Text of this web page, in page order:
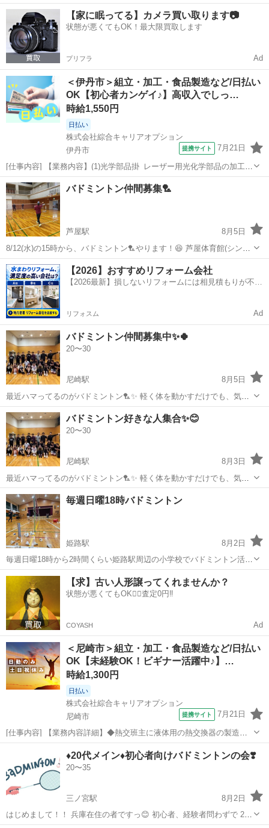
時から芦屋市の方で バドミントンを開催させていただきます！ 時間は
17時までとなっております。 初心者、久しぶりにやりたい方、経験者
問わず どなたでも...
兵庫 芦屋市 打出駅 バドミントン
【家に眠ってる】カメラ買い取ります📷
状態が悪くてもOK！最大限買取します
プリフラ Ad
＜伊丹市＞組立・加工・食品製造など/日払い
OK【初心者カンゲイ♪】高収入でしっ…
時給1,550円
日払い
株式会社綜合キャリアオプション
伊丹市
提携サイト 7月21日
[仕事内容] 【業務内容】(1)光学部品掛_レーザー用光化学部品の加工業
務及び検品検査業務、 その他付随する業務全般1名(2)光学品質保証掛_
レーザー用光学部品のコーティング業務及び検品検査業務その他付随
する業務2名(3)レ...
兵庫 伊丹市 工場
バドミントン仲間募集🏸
芦屋駅
8月5日
8/12(水)の15時から、バドミントン🏸やります！😆 芦屋体育館(シンコ
ースポーツ体育館)でやります！ バドミントンが好きな方！ やりたい
けど機会がないという方！ 身体を動かしたい方！ ぜひ一緒にやりまし
ょう❗️😁 女...
兵庫 芦屋市 芦屋駅 バドミントン
【2026】おすすめリフォーム会社
【2026最新】損しないリフォームには相見積もりが不可
リフォスム Ad
バドミントン仲間募集中✨🍀
20〜30
尼崎駅
8月5日
最近ハマってるのがバドミントン🏸✨ 軽く体を動かすだけでも、気分
がパッと明るくなる🌈 健康のために続けてるけど、 誰かと一緒にやる
ともっと楽しくて続けやすい☺️🌿 笑って、動いて、 心も体もリフレッ
シュできる時間って最高...
兵庫 尼崎市 尼崎駅 バドミントン 募集中
バドミントン好きな人集合✨😊
20〜30
尼崎駅
8月3日
最近ハマってるのがバドミントン🏸✨ 軽く体を動かすだけでも、気分
がパッと明るくなる🌈 健康のために続けてるけど、 誰かと一緒にやる
ともっと楽しくて続けやすい☺️🌿 笑って、動いて、 心も体もリフレッ
シュできる時間って最高...
兵庫 尼崎市 尼崎駅 バドミントン
毎週日曜18時バドミントン
姫路駅
8月2日
毎週日曜18時から2時間くらい姫路駅周辺の小学校でバドミントン活動
しています 初心者経験者問いません 初めてラケットを握る初心者から
大会に出場している経験者まで幅広いです 経験者の方は初心者に合わ
せられる方でお願いしま...
兵庫 姫路市 姫路駅 バドミントン 小学校
【求】古い人形譲ってくれませんか？
状態が悪くてもOK🙆‍♀️査定0円‼️
COYASH Ad
＜尼崎市＞組立・加工・食品製造など/日払い
OK【未経験OK！ビギナー活躍中♪】…
時給1,300円
日払い
株式会社綜合キャリアオプション
尼崎市
提携サイト 7月21日
[仕事内容] 【業務内容詳細】◆熱交班主に液体用の熱交換器の製造全
般に携わっていただきます。 具体的には、 熱交換器内部にある穴の開
いた板に図面通りにチューブを通してもらう作業、 熱交換器の組み立
て、 塗装、 梱包等の作業が...
工場
♦️20代メイン♦️初心者向けバドミントンの会❣️
20〜35
三ノ宮駅
8月2日
はじめまして！！ 兵庫在住の者ですっ😊 初心者、経験者問わずで 20